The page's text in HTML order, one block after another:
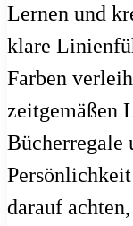
Lernen und
klare
Farben
zeitgemäßen
Bücherregale
darauf